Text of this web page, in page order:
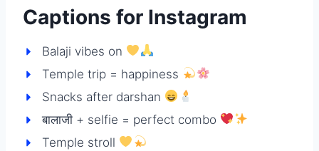
Captions for Instagram
Balaji vibes on
Temple trip = happiness
Snacks after darshan
बालाजी + selfie = perfect combo
Temple stroll